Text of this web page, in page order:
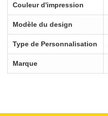
Couleur d'impression
Modèle du design
Type de Personnalisation
Marque